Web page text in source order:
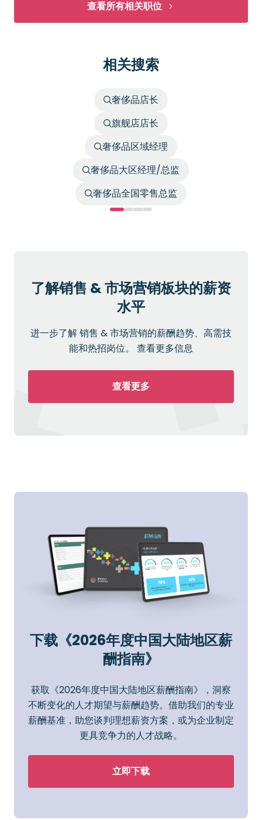
查看所有相关职位
相关搜索
奢侈品店长
旗舰店店长
奢侈品区域经理
奢侈品大区经理/总监
奢侈品全国零售总监
了解销售 & 市场营销板块的薪资
水平
进一步了解 销售 & 市场营销的薪酬趋势、高需技
能和热招岗位。 查看更多信息
查看更多
下载《2026年度中国大陆地区薪
酬指南》
获取《2026年度中国大陆地区薪酬指南》，洞察
不断变化的人才期望与薪酬趋势。借助我们的专业
薪酬基准，助您谈判理想薪资方案，或为企业制定
更具竞争力的人才战略。
立即下载